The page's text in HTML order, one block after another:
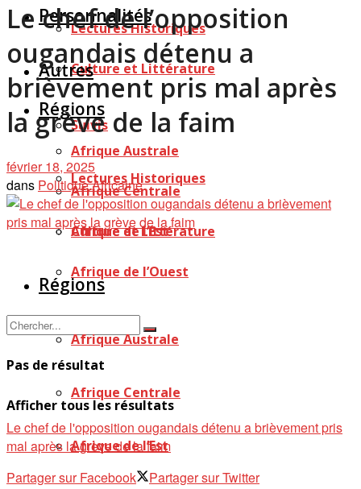
Lectures Historiques
Culture et Littérature
Régions
Afrique Australe
Afrique Centrale
Afrique de l’Est
Afrique de l’Ouest
Pas de résultat
Afficher tous les résultats
Personnalités
Autres
Suivis
Lectures Historiques
Culture et Littérature
Régions
Afrique Australe
Afrique Centrale
Afrique de l’Est
Le chef de l’opposition
ougandais détenu a
brièvement pris mal après
la grève de la faim
février 18, 2025
dans Politique Africaine
Le chef de l'opposition ougandais détenu a brièvement pris
mal après la grève de la faim
Partager sur Facebook
Partager sur Twitter